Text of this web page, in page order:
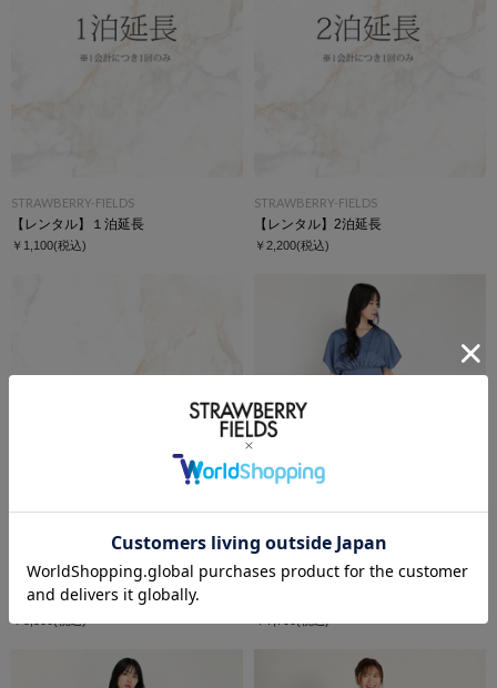
STRAWBERRY-FIELDS
【レンタル】１泊延長
￥1,100(税込)
STRAWBERRY-FIELDS
【レンタル】2泊延長
￥2,200(税込)
STRAWBERRY-FIELDS
【レンタル】3泊延長
￥3,300
STRAWBERRY-FIELDS